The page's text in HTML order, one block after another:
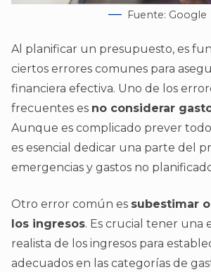
Fuente: Google
Al planificar un presupuesto, es
ciertos errores comunes para
financiera efectiva. Uno de los
frecuentes es no considerar
Aunque es complicado prever
es esencial dedicar una parte del
emergencias y gastos no
Otro error común es subestimar
los ingresos. Es crucial tener una
realista de los ingresos para
adecuados en las categorías de